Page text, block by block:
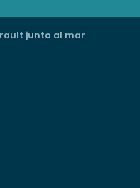
junto al mar